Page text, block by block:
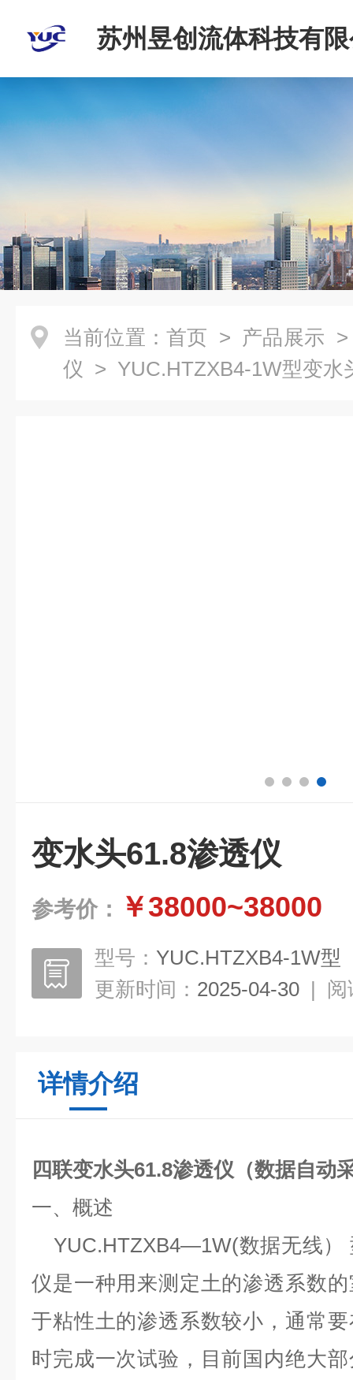
苏州昱创流体科技有
当前位置： 首页 > 产品展示
仪 > YUC.HTZXB4-1W型变水
变水头61.8渗透仪
参考价： ￥38000~38000
型号： YUC.HTZXB4-1W型
更新时间： 2025-04-30 | 阅
详情介绍
四联变水头61.8渗透仪 （数据自动
一、概述
YUC.HTZXB4—1W(数据无线）
仪是一种用来测定土的渗透系数
于粘性土的渗透系数较小，通常
时完成一次试验，目前国内绝大